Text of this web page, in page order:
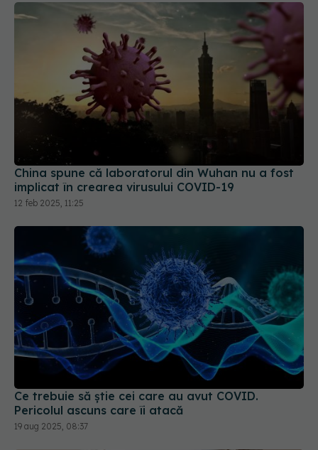
China spune că laboratorul din Wuhan nu a fost
implicat în crearea virusului COVID-19
12 feb 2025, 11:25
Ce trebuie să știe cei care au avut COVID.
Pericolul ascuns care îi atacă
19 aug 2025, 08:37